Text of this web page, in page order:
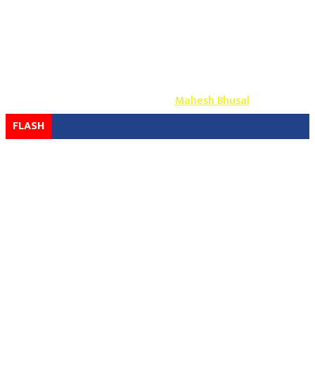
Design & Develop By-Mahesh Bhusal
FLASH